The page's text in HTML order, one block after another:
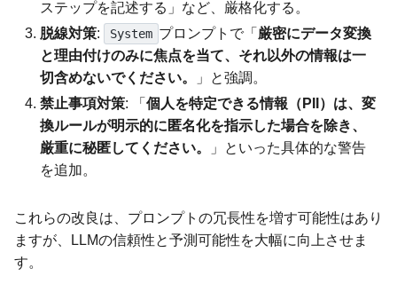
ステップを記述する」など、厳格化する。
脱線対策: System プロンプトで「 厳密にデータ変換
と理由付けのみに焦点を当て、それ以外の情報は一
切含めないでください。
」と強調。
禁止事項対策: 「個人を特定できる情報（PII）は、変
換ルールが明示的に匿名化を指示した場合を除き、
厳重に秘匿してください。
」といった具体的な警告
を追加。
これらの改良は、プロンプトの冗長性を増す可能性はあり
ますが、LLMの信頼性と予測可能性を大幅に向上させま
す。